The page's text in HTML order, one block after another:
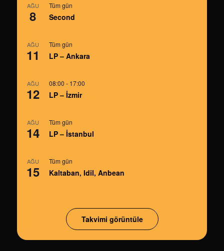
AĞU
8
Tüm gün
Second
AĞU
11
Tüm gün
LP – Ankara
AĞU
12
08:00 - 17:00
LP – İzmir
AĞU
14
Tüm gün
LP – İstanbul
AĞU
15
Tüm gün
Kaltaban, Idil, Anbean
Takvimi görüntüle